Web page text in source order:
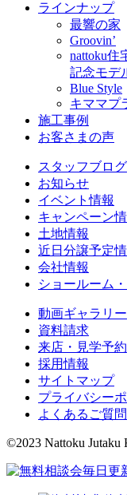
ラインナップ
最響の家
Groovin’
nattoku住
記念モデ
Blue Style
キママプ
施工事例
お客さまの声
スタッフブログ
お知らせ
イベント情報
キャンペーン
土地情報
近日分譲予定
会社情報
ショールーム
動画ギャラリー
資料請求
来店・見学予約
採用情報
サイトマップ
プライバシー
よくあるご質問
©2023 Nattoku Jutaku